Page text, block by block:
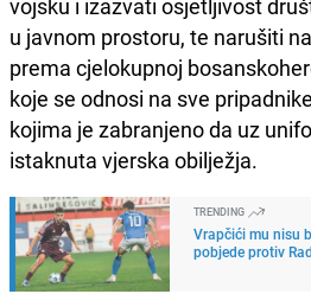
u javnom prostoru, te narušiti
prema cjelokupnoj
koje se odnosi na sve
kojima je zabranjeno da uz
istaknuta vjerska obilježja.
TRENDING
Vrapčići mu nisu
pobjede protiv